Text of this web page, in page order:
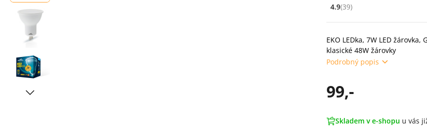
Hodnocení: 4.9 z 5 (39 recenzí)
4.9(39)
EKO LEDka, 7W LED
klasické 48W žárovky
Podrobný popis
99,-
Skladem v e-shopu u vás